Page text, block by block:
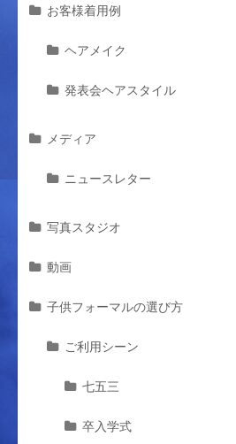
お客様着用例
ヘアメイク
発表会ヘアスタイル
メディア
ニュースレター
写真スタジオ
動画
子供フォーマルの選び方
ご利用シーン
七五三
卒入学式